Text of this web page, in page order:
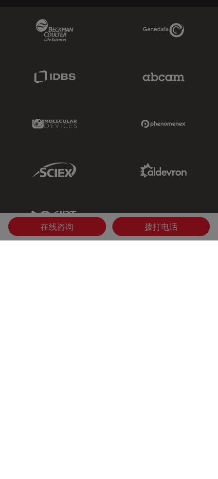
Genedata Link
Molecular Devices Link
Sciex Link
IDT Link
在线咨询 拨打电话